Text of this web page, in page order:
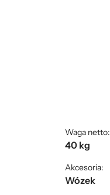
Waga netto:
40 kg
Akcesoria:
Wózek